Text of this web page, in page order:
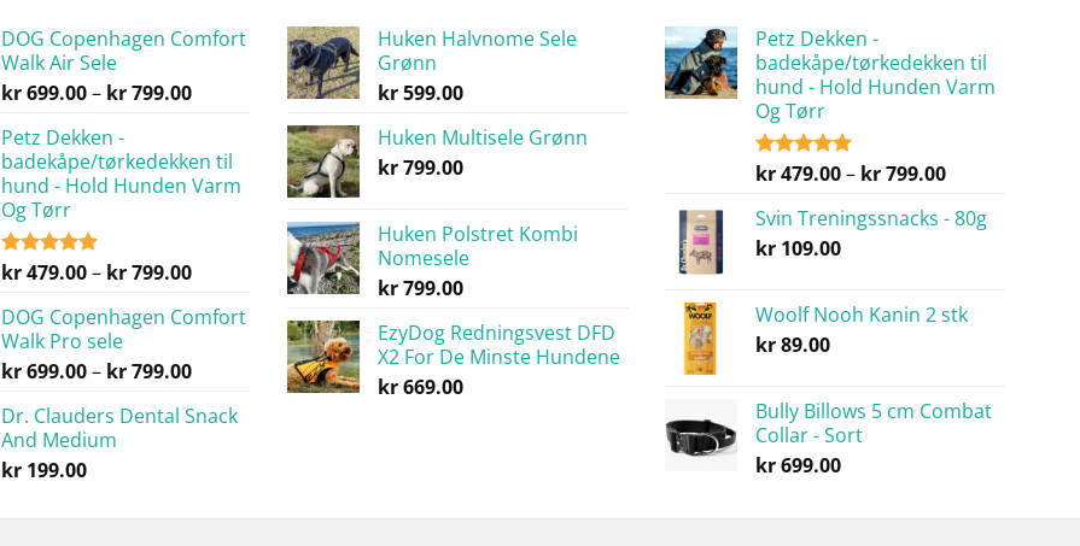
DOG Copenhagen Comfort
Walk Air Sele
kr699.00 – kr799.00Prisområde:
kr 799.00
Petz Dekken -
badekåpe/tørkedekken til
hund - Hold Hunden Varm
Og Tørr
Vurdert
kr479.00 – kr799.00Prisområde:
til
DOG Copenhagen Comfort
Walk Pro sele
kr699.00 – kr799.00Prisområde:
til
Dr. Clauders Dental Snack
And Medium
kr199.00
Huken Halvnome Sele
Grønn
kr599.00
Huken Multisele Grønn
kr799.00
Huken Polstret Kombi
Nomesele
kr799.00
EzyDog Redningsvest DFD
X2 For De Minste Hundene
kr669.00
Petz Dekken -
badekåpe/tørkedekken til
hund - Hold Hunden Varm
Og Tørr
Vurdert
kr479.00 – kr799.00Prisområde:
til
Svin Treningssnacks - 80g
kr109.00
Woolf Nooh Kanin 2 stk
kr89.00
Bully Billows 5 cm Combat
Collar - Sort
kr699.00